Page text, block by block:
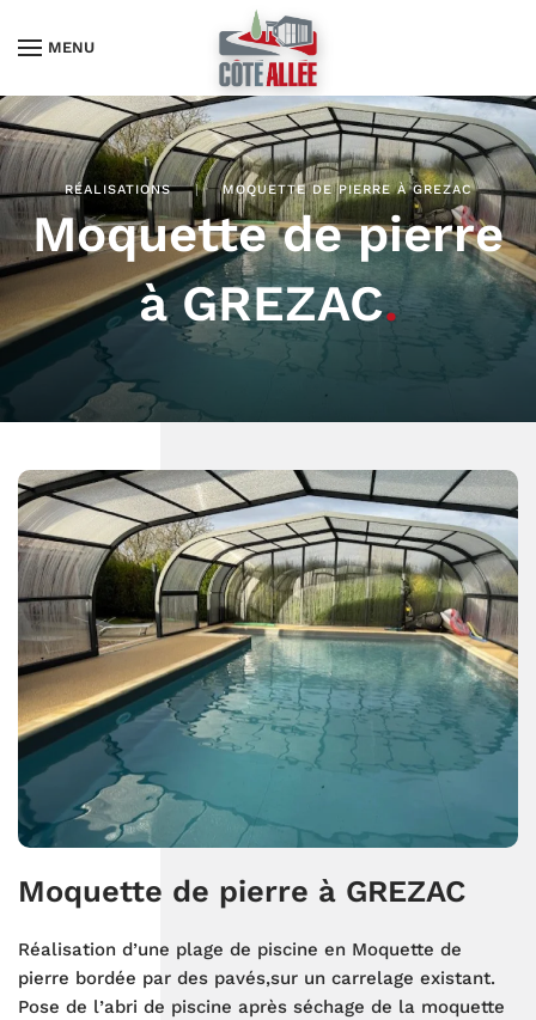
MENU
RÉALISATIONS MOQUETTE DE PIERRE À GREZAC
Moquette de pierre
à GREZAC.
Moquette de pierre à GREZAC
Réalisation d’une plage de piscine en Moquette de
pierre bordée par des pavés,sur un carrelage existant.
Pose de l’abri de piscine après séchage de la moquette